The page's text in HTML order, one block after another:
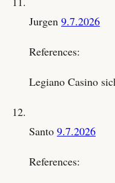
Jurgen 9.7.2026
References:
Legiano Casino
Santo 9.7.2026
References: